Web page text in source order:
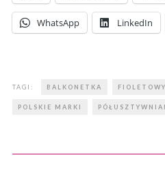
WhatsApp LinkedIn
TAGI: BALKONETKA FIOLETOWY
POLSKIE MARKI